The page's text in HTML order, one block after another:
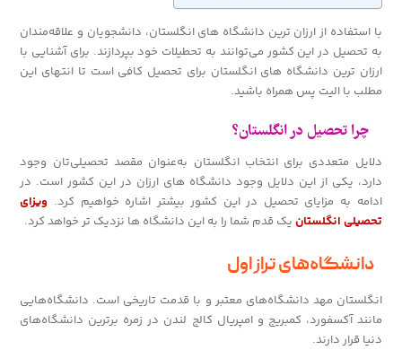
با استفاده از ارزان ترین دانشگاه های انگلستان، دانشجویان و علاقه‌مندان
به تحصیل در این کشور می‌توانند به تحطیلات خود بپردازند. برای آشنایی با
ارزان ترین دانشگاه های انگلستان برای تحصیل کافی است تا انتهای این
مطلب با الیت پس همراه باشید.
چرا تحصیل در انگلستان؟
دلایل متعددی برای انتخاب انگلستان به‌عنوان مقصد تحصیلی‌تان وجود
دارد، یکی از این دلایل وجود دانشگاه های ارزان در این کشور است. در
ادامه به مزایای تحصیل در این کشور بیشتر اشاره خواهیم کرد. ویزای
تحصیلی انگلستان یک قدم شما را به این دانشگاه ها نزدیک تر خواهد کرد.
دانشگاه‌های تراز اول
انگلستان مهد دانشگاه‌های معتبر و با قدمت تاریخی است. دانشگاه‌هایی
مانند آکسفورد، کمبریج و امپریال کالج لندن در زمره برترین دانشگاه‌های
دنیا قرار دارند.